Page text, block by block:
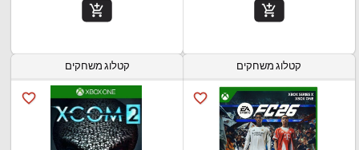
add_shopping_cart
add_shopping_cart
קטלוג משחקים
favorite_border
קטלוג משחקים
favorite_border